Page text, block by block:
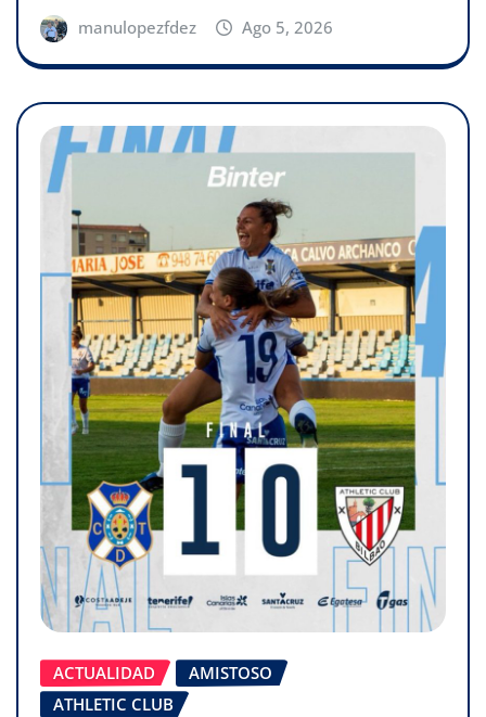
manulopezfdez Ago 5, 2026
ACTUALIDAD
AMISTOSO
ATHLETIC CLUB